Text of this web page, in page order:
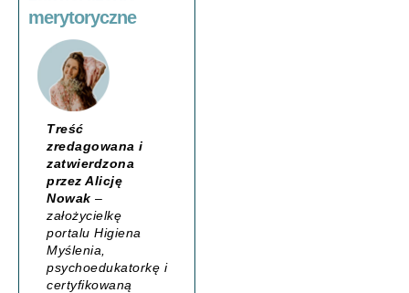
merytoryczne
Treść
zredagowana i
zatwierdzona
przez Alicję
Nowak –
założycielkę
portalu Higiena
Myślenia
psychoedukatorkę i
certyfikowaną